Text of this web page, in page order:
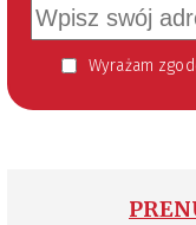
Wyrażam zgodę na otrzymywanie informacji handlowej kierowanej do mnie za pomocą środków komunikacji elektronicznej w szczególności